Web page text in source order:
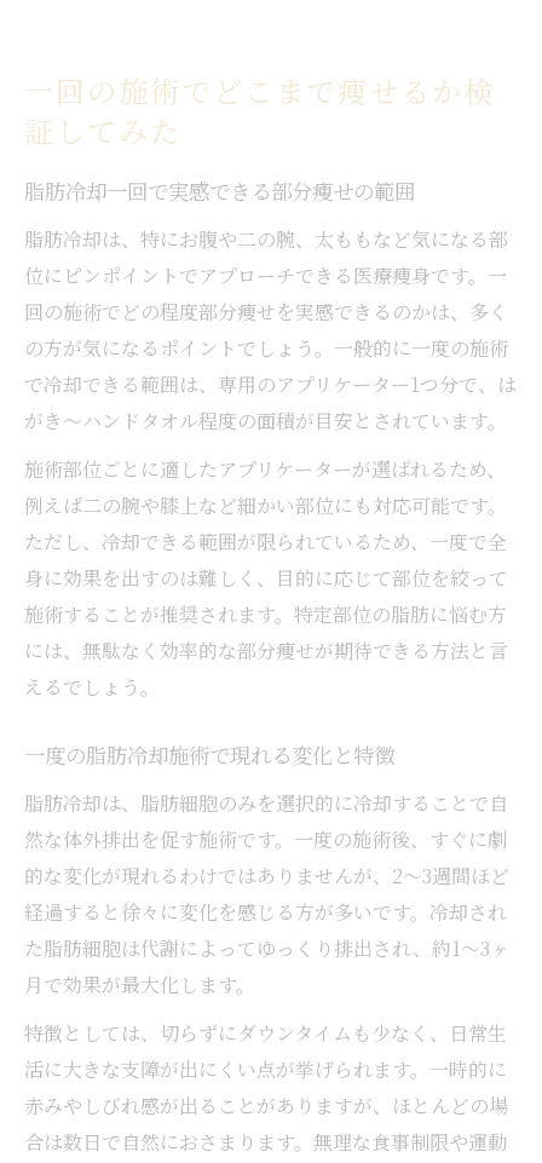
一回の施術でどこまで痩せるか検
証してみた
脂肪冷却一回で実感できる部分痩せの範囲
脂肪冷却は、特にお腹や二の腕、太ももなど気になる部
位にピンポイントでアプローチできる医療痩身です。一
回の施術でどの程度部分痩せを実感できるのかは、多く
の方が気になるポイントでしょう。一般的に一度の施術
で冷却できる範囲は、専用のアプリケーター1つ分で、は
がき〜ハンドタオル程度の面積が目安とされています。
施術部位ごとに適したアプリケーターが選ばれるため、
例えば二の腕や膝上など細かい部位にも対応可能です。
ただし、冷却できる範囲が限られているため、一度で全
身に効果を出すのは難しく、目的に応じて部位を絞って
施術することが推奨されます。特定部位の脂肪に悩む方
には、無駄なく効率的な部分痩せが期待できる方法と言
えるでしょう。
一度の脂肪冷却施術で現れる変化と特徴
脂肪冷却は、脂肪細胞のみを選択的に冷却することで自
然な体外排出を促す施術です。一度の施術後、すぐに劇
的な変化が現れるわけではありませんが、2〜3週間ほど
経過すると徐々に変化を感じる方が多いです。冷却され
た脂肪細胞は代謝によってゆっくり排出され、約1〜3ヶ
月で効果が最大化します。
特徴としては、切らずにダウンタイムも少なく、日常生
活に大きな支障が出にくい点が挙げられます。一時的に
赤みやしびれ感が出ることがありますが、ほとんどの場
合は数日で自然におさまります。無理な食事制限や運動